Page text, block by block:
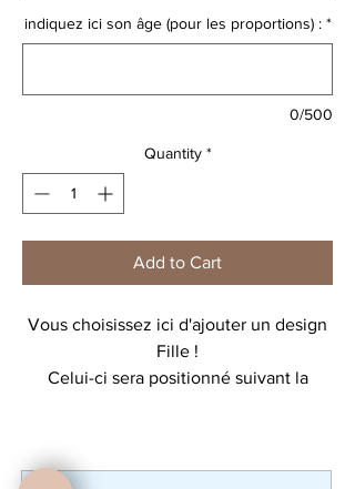
indiquez ici son âge (pour les proportions) : *
0/500
Quantity *
Add to Cart
Vous choisissez ici d'ajouter un design
Fille !
Celui-ci sera positionné suivant la